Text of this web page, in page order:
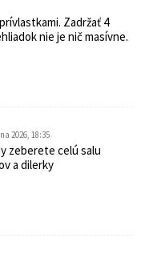
Zadržať 4
nie je nič masívne.
2026, 18:35
zeberete celú salu
a dilerky